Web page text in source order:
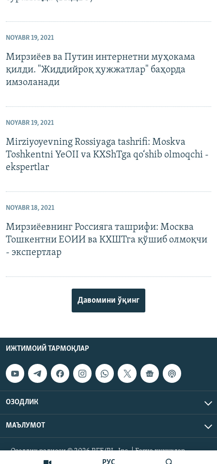
NOYABR 19, 2021
Мирзиёев ва Путин интернетни муҳокама
қилди. "Жиддийроқ ҳужжатлар" баҳорда
имзоланади
NOYABR 19, 2021
Mirziyoyevning Rossiyaga tashrifi: Moskva
Toshkentni YeOII va KXShTga qo‘shib olmoqchi -
ekspertlar
NOYABR 18, 2021
Мирзиёевнинг Россияга ташрифи: Москва
Тошкентни ЕОИИ ва КХШТга қўшиб олмоқчи
- экспертлар
Давомини ўқинг
ИЖТИМОИЙ ТАРМОҚЛАР
ОЗОДЛИК
МАЪЛУМОТ
Озодлик радиоси © 2026 RFE/RL, Inc. | Барча ҳуқуқлар
ҳимояланган.